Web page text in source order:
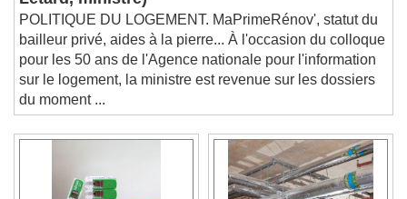
POLITIQUE DU LOGEMENT. MaPrimeRénov', statut du
bailleur privé, aides à la pierre... À l'occasion du colloque
pour les 50 ans de l'Agence nationale pour l'information
sur le logement, la ministre est revenue sur les dossiers
du moment ...